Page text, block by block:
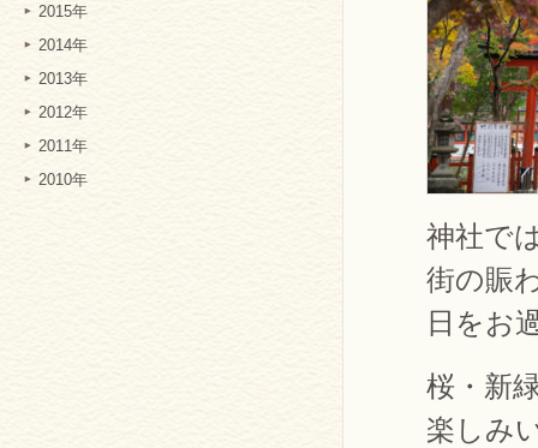
2015年
2014年
2013年
2012年
2011年
2010年
神社で
街の賑
日をお
桜・新
楽しみ